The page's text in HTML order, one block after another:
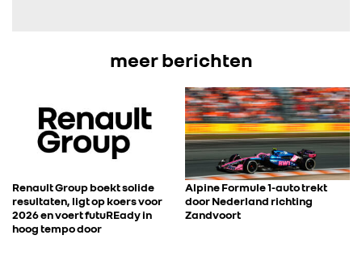
meer berichten
Renault Group boekt solide
resultaten, ligt op koers voor
2026 en voert futuREady in
hoog tempo door
Alpine Formule 1-auto trekt
door Nederland richting
Zandvoort